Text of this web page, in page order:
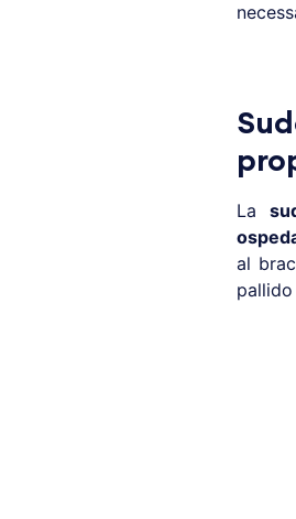
La
al